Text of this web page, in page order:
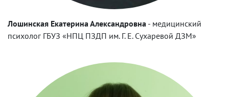
Лошинская Екатерина Александровна - медицинский
психолог ГБУЗ «НПЦ ПЗДП им. Г. Е. Сухаревой ДЗМ»